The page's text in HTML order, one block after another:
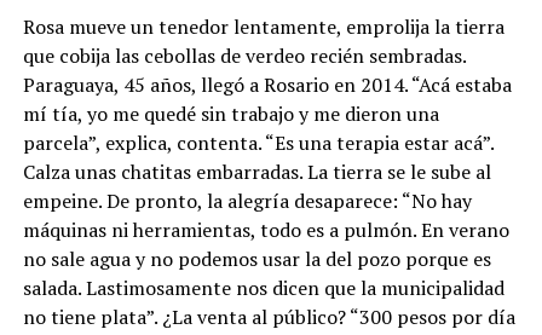
Rosa mueve un tenedor lentamente, emprolija la tierra
que cobija las cebollas de verdeo recién sembradas.
Paraguaya, 45 años, llegó a Rosario en 2014. “Acá estaba
mí tía, yo me quedé sin trabajo y me dieron una
parcela”, explica, contenta. “Es una terapia estar acá”.
Calza unas chatitas embarradas. La tierra se le sube al
empeine. De pronto, la alegría desaparece: “No hay
máquinas ni herramientas, todo es a pulmón. En verano
no sale agua y no podemos usar la del pozo porque es
salada. Lastimosamente nos dicen que la municipalidad
no tiene plata”. ¿La venta al público? “300 pesos por día